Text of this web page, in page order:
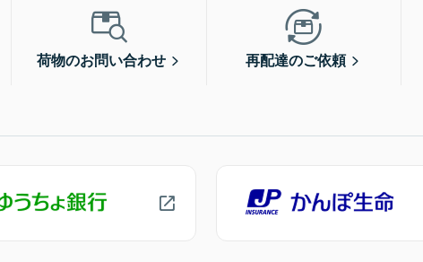
荷物のお問い合わせ 再配達のご依頼